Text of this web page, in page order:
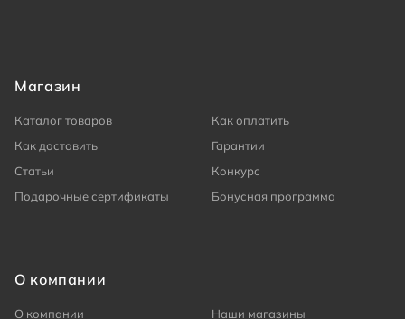
Магазин
Каталог товаров
Как оплатить
Как доставить
Гарантии
Статьи
Конкурс
Подарочные сертификаты
Бонусная программа
О компании
О компании
Наши магазины